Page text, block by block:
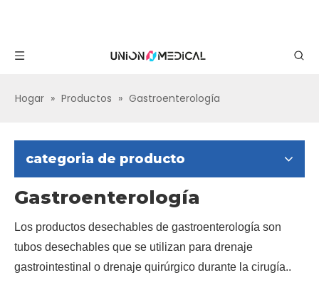
Hogar » Productos » Gastroenterología
categoria de producto
Gastroenterología
Los productos desechables de gastroenterología son
tubos desechables que se utilizan para drenaje
gastrointestinal o drenaje quirúrgico durante la cirugía..